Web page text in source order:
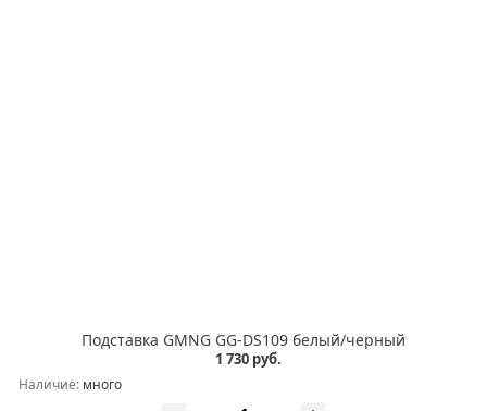
Подставка GMNG GG-DS109 белый/черный
1 730 руб.
Наличие: много